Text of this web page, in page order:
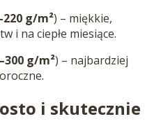
g/m²) – miękkie,
i na ciepłe miesiące.
g/m²) – najbardziej
i skutecznie